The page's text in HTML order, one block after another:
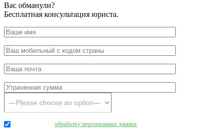
Вас обманули?
Бесплатная консультация юриста.
обработку персональных данных